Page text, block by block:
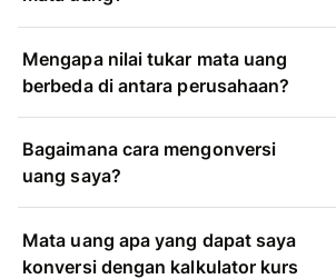
Mengapa nilai tukar mata uang
berbeda di antara perusahaan?
Bagaimana cara mengonversi
uang saya?
Mata uang apa yang dapat saya
konversi dengan kalkulator kurs